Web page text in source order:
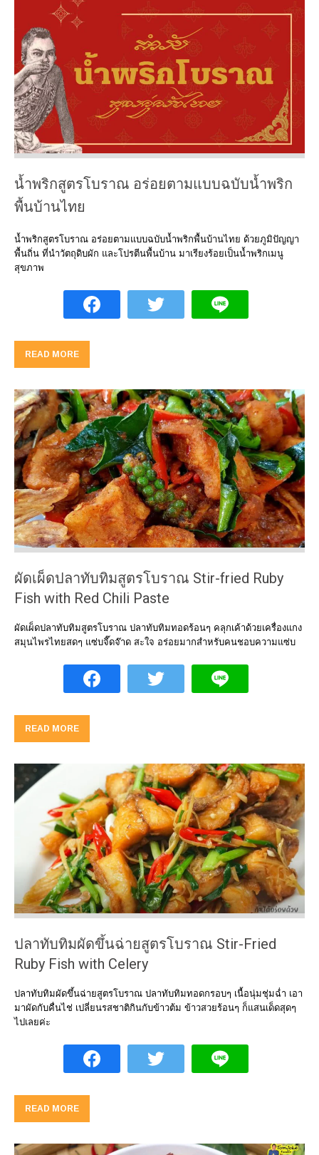
น้ำพริกสูตรโบราณ อร่อยตามแบบฉบับน้ำพริก
พื้นบ้านไทย
น้ำพริกสูตรโบราณ อร่อยตามแบบฉบับน้ำพริกพื้นบ้านไทย ด้วยภูมิปัญญา
พื้นถิ่น ที่นำวัตถุดิบผัก และโปรตีนพื้นบ้าน มาเรียงร้อยเป็นน้ำพริกเมนู
สุขภาพ
READ MORE
ผัดเผ็ดปลาทับทิมสูตรโบราณ Stir-fried Ruby
Fish with Red Chili Paste
ผัดเผ็ดปลาทับทิมสูตรโบราณ ปลาทับทิมทอดร้อนๆ คลุกเค้าด้วยเครื่องแกง
สมุนไพรไทยสดๆ แซ่บจี๊ดจ๊าด สะใจ อร่อยมากสำหรับคนชอบความแซ่บ
READ MORE
ปลาทับทิมผัดขึ้นฉ่ายสูตรโบราณ Stir-Fried
Ruby Fish with Celery
ปลาทับทิมผัดขึ้นฉ่ายสูตรโบราณ ปลาทับทิมทอดกรอบๆ เนื้อนุ่มชุ่มฉ่ำ เอา
มาผัดกับคื่นไช่ เปลี่ยนรสชาติกินกับข้าวต้ม ข้าวสวยร้อนๆ ก็แสนเด็ดสุดๆ
ไปเลยค่ะ
READ MORE